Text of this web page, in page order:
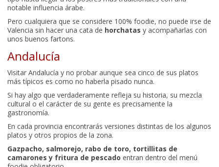
notable influencia árabe.
Pero cualquiera que se considere 100% foodie, no puede irse de
Valencia sin hacer una cata de horchatas y acompañarlas con
unos buenos fartons.
Andalucía
Visitar Andalucía y no probar aunque sea cinco de sus platos
más típicos es como no haberla pisado nunca.
Si hay algo que verdaderamente refleja su historia, su mezcla
cultural o el carácter de su gente es precisamente la
gastronomía.
En cada provincia encontrarás versiones distintas de los algunos
platos y otros propios de la zona.
Gazpacho, salmorejo, rabo de toro, tortillitas de
camarones y fritura de pescado entran dentro del menú